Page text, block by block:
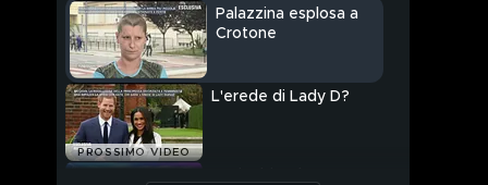
Palazzina esplosa a
Crotone
PROSSIMO VIDEO
L'erede di Lady D?